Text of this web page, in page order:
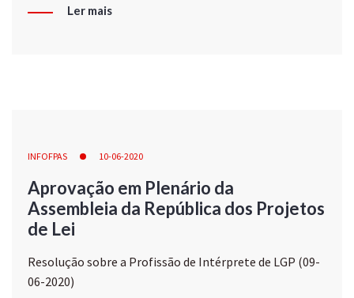
Ler mais
INFOFPAS 10-06-2020
Aprovação em Plenário da
Assembleia da República dos Projetos
de Lei
Resolução sobre a Profissão de Intérprete de LGP (09-
06-2020)